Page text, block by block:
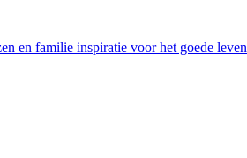
en familie inspiratie voor het goede leven